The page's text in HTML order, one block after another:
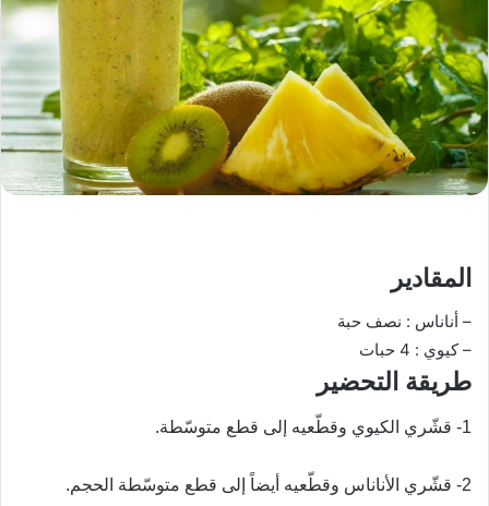
المقادير
– أناناس : نصف حبة
– كيوي : 4 حبات
طريقة التحضير
1- قشّري الكيوي وقطّعيه إلى قطع متوسّطة.
2- قشّري الأناناس وقطّعيه أيضاً إلى قطع متوسّطة الحجم.